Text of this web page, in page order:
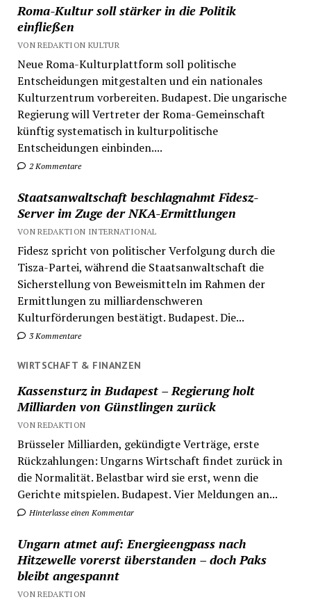
Roma-Kultur soll stärker in die Politik
einfließen
VON REDAKTION KULTUR
Neue Roma-Kulturplattform soll politische
Entscheidungen mitgestalten und ein nationales
Kulturzentrum vorbereiten. Budapest. Die ungarische
Regierung will Vertreter der Roma-Gemeinschaft
künftig systematisch in kulturpolitische
Entscheidungen einbinden....
2 Kommentare
Staatsanwaltschaft beschlagnahmt Fidesz-
Server im Zuge der NKA-Ermittlungen
VON REDAKTION INTERNATIONAL
Fidesz spricht von politischer Verfolgung durch die
Tisza-Partei, während die Staatsanwaltschaft die
Sicherstellung von Beweismitteln im Rahmen der
Ermittlungen zu milliardenschweren
Kulturförderungen bestätigt. Budapest. Die...
3 Kommentare
WIRTSCHAFT & FINANZEN
Kassensturz in Budapest – Regierung holt
Milliarden von Günstlingen zurück
VON REDAKTION
Brüsseler Milliarden, gekündigte Verträge, erste
Rückzahlungen: Ungarns Wirtschaft findet zurück in
die Normalität. Belastbar wird sie erst, wenn die
Gerichte mitspielen. Budapest. Vier Meldungen an...
Hinterlasse einen Kommentar
Ungarn atmet auf: Energieengpass nach
Hitzewelle vorerst überstanden – doch Paks
bleibt angespannt
VON REDAKTION